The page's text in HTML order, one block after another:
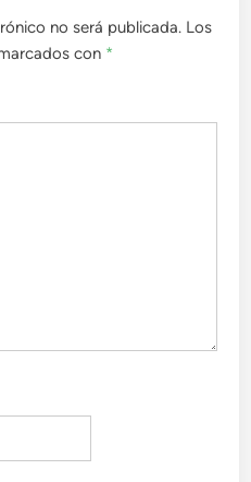
no será publicada. Los
con *